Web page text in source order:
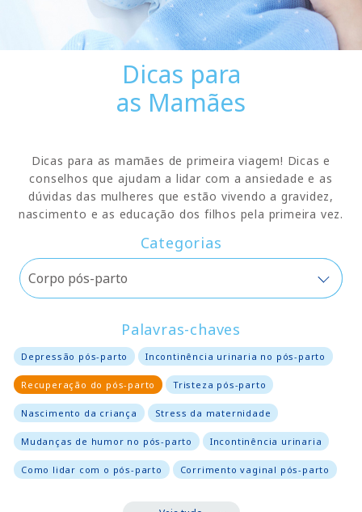
Dicas para
as Mamães
Dicas para as mamães de primeira viagem! Dicas e
conselhos que ajudam a lidar com a ansiedade e as
dúvidas das mulheres que estão vivendo a gravidez,
nascimento e as educação dos filhos pela primeira vez.
Categorias
Palavras-chaves
Depressão pós-parto Incontinência urinaria no pós-parto
Recuperação do pós-parto Tristeza pós-parto
Nascimento da criança Stress da maternidade
Mudanças de humor no pós-parto Incontinência urinaria
Como lidar com o pós-parto Corrimento vaginal pós-parto